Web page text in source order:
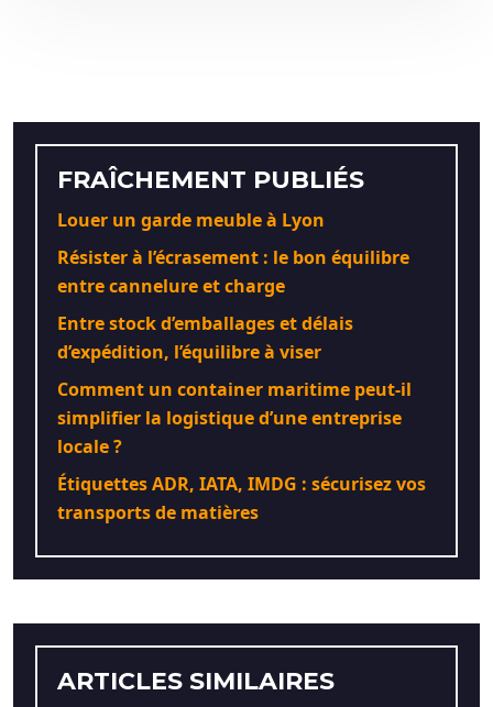
FRAÎCHEMENT PUBLIÉS
Louer un garde meuble à Lyon
Résister à l’écrasement : le bon équilibre
entre cannelure et charge
Entre stock d’emballages et délais
d’expédition, l’équilibre à viser
Comment un container maritime peut-il
simplifier la logistique d’une entreprise
locale ?
Étiquettes ADR, IATA, IMDG : sécurisez vos
transports de matières
ARTICLES SIMILAIRES